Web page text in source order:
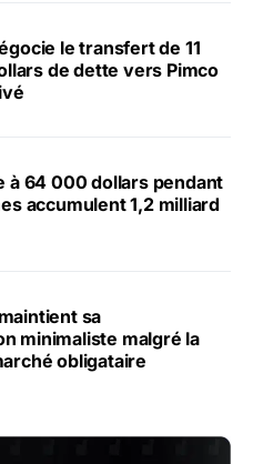
le transfert de 11
de dette vers Pimco
à 64 000 dollars pendant
accumulent 1,2 milliard
sa
minimaliste malgré la
obligataire